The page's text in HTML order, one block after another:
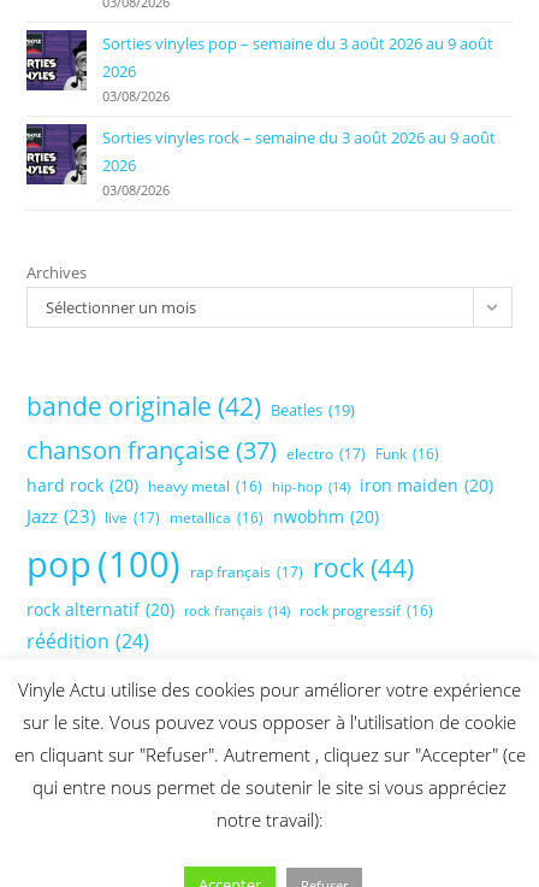
Sorties vinyles pop – semaine du 3 août 2026 au 9 août
2026
03/08/2026
Sorties vinyles rock – semaine du 3 août 2026 au 9 août
2026
03/08/2026
Archives
Sélectionner un mois
bande originale (42) Beatles (19)
chanson française (37) electro (17) Funk (16)
hard rock (20) heavy metal (16) hip-hop (14) iron maiden (20)
Jazz (23) live (17) metallica (16) nwobhm (20)
pop(100) rap français (17) rock(44)
rock alternatif (20) rock français (14) rock progressif (16)
réédition (24)
Vinyle Actu utilise des cookies pour améliorer votre expérience
sur le site. Vous pouvez vous opposer à l'utilisation de cookie
en cliquant sur "Refuser". Autrement , cliquez sur "Accepter" (ce
qui entre nous permet de soutenir le site si vous appréciez
notre travail):